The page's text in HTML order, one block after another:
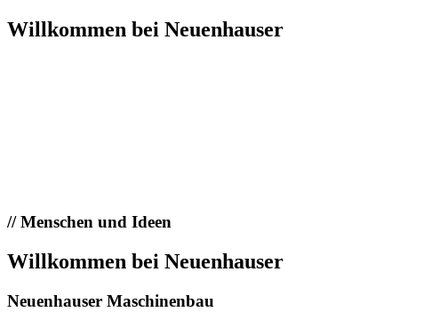
Willkommen bei Neuenhauser
//Menschen und Ideen
Willkommen bei Neuenhauser
Neuenhauser Maschinenbau